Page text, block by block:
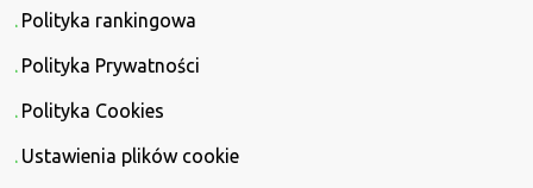
Polityka rankingowa
Polityka Prywatności
Polityka Cookies
Ustawienia plików cookie